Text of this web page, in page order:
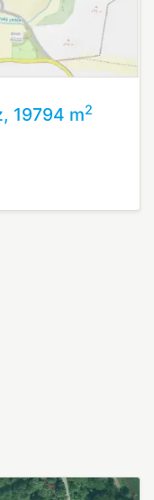
19794 m2